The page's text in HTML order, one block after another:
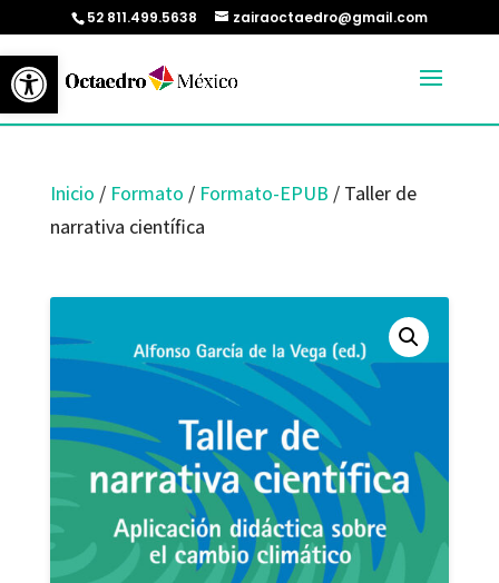
Abrir barra de herramientas
52 811.499.5638 zairaoctaedro@gmail.com
Inicio / Formato / Formato-EPUB / Taller de
narrativa científica